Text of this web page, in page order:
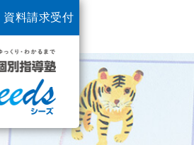
資料請求受付